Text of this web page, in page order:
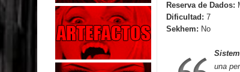
Parte 01: El Enemigo Interior
Exaltados y Muertos Vivientes
Los Muertos se Levantan (Relato)
Reserva de Dados:
Dificultad: 7
Sekhem: No
una